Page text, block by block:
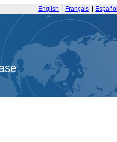
English Français Español